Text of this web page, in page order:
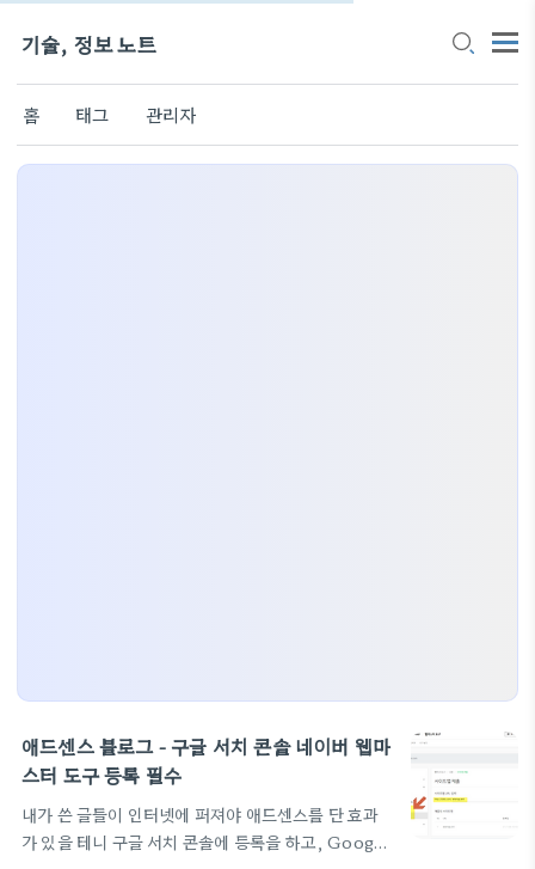
기술, 정보 노트
홈 태그 관리자
애드센스 블로그 - 구글 서치 콘솔 네이버 웹마
스터 도구 등록 필수
내가 쓴 글들이 인터넷에 퍼져야 애드센스를 단 효과
가 있을 테니 구글 서치 콘솔에 등록을 하고, Google